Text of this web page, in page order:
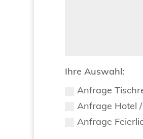
Ihre Auswahl:
Anfrage
Anfrage Hotel
Anfrage